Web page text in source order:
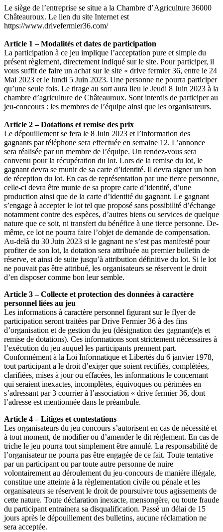
Le siège de l’entreprise se situe a la Chambre d’Agriculture 36000
Châteauroux. Le lien du site Internet est
https://www.drivefermier36.com/
Article 1 – Modalités et dates de participation
La participation à ce jeu implique l’acceptation pure et simple du
présent règlement, directement indiqué sur le site. Pour participer, il
vous suffit de faire un achat sur le site « drive fermier 36, entre le 24
Mai 2023 et le lundi 5 Juin 2023. Une personne ne pourra participer
qu’une seule fois. Le tirage au sort aura lieu le Jeudi 8 Juin 2023 à la
chambre d’agriculture de Châteauroux. Sont interdis de participer au
jeu-concours : les membres de l’équipe ainsi que les organisateurs.
Article 2 – Dotations et remise des prix
Le dépouillement se fera le 8 Juin 2023 et l’information des
gagnants par téléphone sera effectuée en semaine 12. L’annonce
sera réalisée par un membre de l’équipe. Un rendez-vous sera
convenu pour la récupération du lot. Lors de la remise du lot, le
gagnant devra se munir de sa carte d’identité. Il devra signer un bon
de réception du lot. En cas de représentation par une tierce personne,
celle-ci devra être munie de sa propre carte d’identité, d’une
production ainsi que de la carte d’identité du gagnant. Le gagnant
s’engage à accepter le lot tel que proposé sans possibilité d’échange
notamment contre des espèces, d’autres biens ou services de quelque
nature que ce soit, ni transfert du bénéfice à une tierce personne. De-
même, ce lot ne pourra faire l’objet de demande de compensation.
Au-delà du 30 Juin 2023 si le gagnant ne s’est pas manifesté pour
profiter de son lot, la dotation sera attribuée au premier bulletin de
réserve, et ainsi de suite jusqu’à attribution définitive du lot. Si le lot
ne pouvait pas être attribué, les organisateurs se réservent le droit
d’en disposer comme bon leur semble.
Article 3 – Collecte et protection des données à caractère
personnel liées au jeu
Les informations à caractère personnel figurant sur le flyer de
participation seront traitées par Drive Fermier 36 à des fins
d’organisation et de gestion du jeu (désignation des gagnant(e)s et
remise de dotations). Ces informations sont strictement nécessaires à
l’exécution du jeu auquel les participants prennent part.
Conformément à la Loi Informatique et Libertés du 6 janvier 1978,
tout participant a le droit d’exiger que soient rectifiés, complétées,
clarifiées, mises à jour ou effacées, les informations le concernant
qui seraient inexactes, incomplètes, équivoques ou périmées en
s’adressant par 3 courrier à l’association « drive fermier 36, dont
l’adresse est mentionnée dans le préambule.
Article 4 – Litiges et contestations
Les organisateurs du jeu concours s’autorisent en cas de nécessité et
à tout moment, de modifier ou d’amender le dit règlement. En cas de
triche le jeu pourra tout simplement être annulé. La responsabilité de
l’organisateur ne pourra pas être engagée de ce fait. Toute tentative
par un participant ou par toute autre personne de nuire
volontairement au déroulement du jeu-concours de manière illégale,
constitue une atteinte à la règlementation civile ou pénale et les
organisateurs se réservent le droit de poursuivre tous agissements de
cette nature. Toute déclaration inexacte, mensongère, ou toute fraude
du participant entrainera sa disqualification. Passé un délai de 15
jours après le dépouillement des bulletins, aucune réclamation ne
sera acceptée.